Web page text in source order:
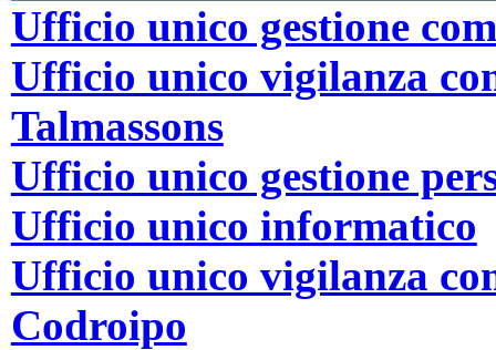
Ufficio unico gestione
Ufficio unico vigilanza
Talmassons
Ufficio unico gestione
Ufficio unico informatico
Ufficio unico vigilanza
Codroipo